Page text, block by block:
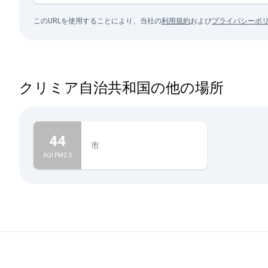
このURLを使用することにより、当社の利用規約およびプライバシーポ
クリミア自治共和国の他の場所
44
AQI PM2.5
市